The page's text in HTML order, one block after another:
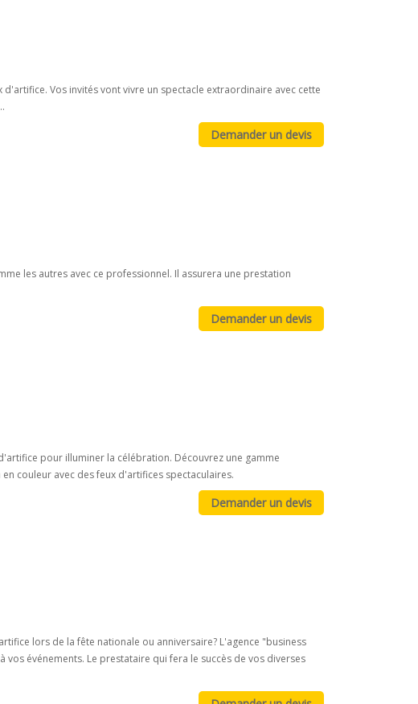
Vos invités vont vivre un spectacle extraordinaire avec cette
les autres avec ce professionnel. Il assurera une prestation
pour illuminer la célébration. Découvrez une gamme
couleur avec des feux d'artifices spectaculaires.
lors de la fête nationale ou anniversaire? L'agence "business
événements. Le prestataire qui fera le succès de vos diverses